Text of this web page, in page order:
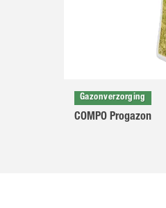
Gazonverzorging
COMPO Progazon